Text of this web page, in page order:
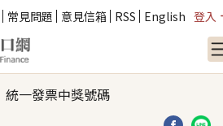
常見問題 意見信箱 RSS English 登入
統一發票中獎號碼